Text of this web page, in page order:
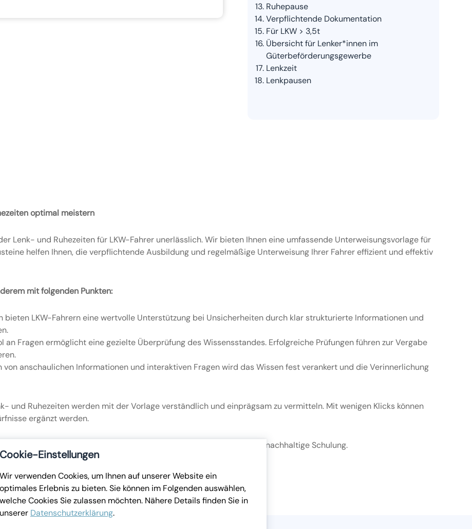
Ruhepause
Verpflichtende Dokumentation
Für LKW > 3,5t
Übersicht für Lenker*innen im
Güterbeförderungsgewerbe
Lenkzeit
Lenkpausen
optimal meistern
Lenk- und Ruhezeiten für LKW-Fahrer unerlässlich. Wir bieten Ihnen eine umfassende Unterweisungsvorlage für
helfen Ihnen, die verpflichtende Ausbildung und regelmäßige Unterweisung Ihrer Fahrer effizient und effektiv
mit folgenden Punkten:
bieten LKW-Fahrern eine wertvolle Unterstützung bei Unsicherheiten durch klar strukturierte Informationen und
an Fragen ermöglicht eine gezielte Überprüfung des Wissensstandes. Erfolgreiche Prüfungen führen zur Vergabe
von anschaulichen Informationen und interaktiven Fragen wird das Wissen fest verankert und die Verinnerlichung
und Ruhezeiten werden mit der Vorlage verständlich und einprägsam zu vermitteln. Mit wenigen Klicks können
ergänzt werden.
Sie sich die Einhaltung der gesetzlichen Vorschriften durch gezielte, nachhaltige Schulung.
Cookie-Einstellungen
Wir verwenden Cookies, um Ihnen auf unserer Website ein
optimales Erlebnis zu bieten. Sie können im Folgenden auswählen,
welche Cookies Sie zulassen möchten. Nähere Details finden Sie in
unserer Datenschutzerklärung.